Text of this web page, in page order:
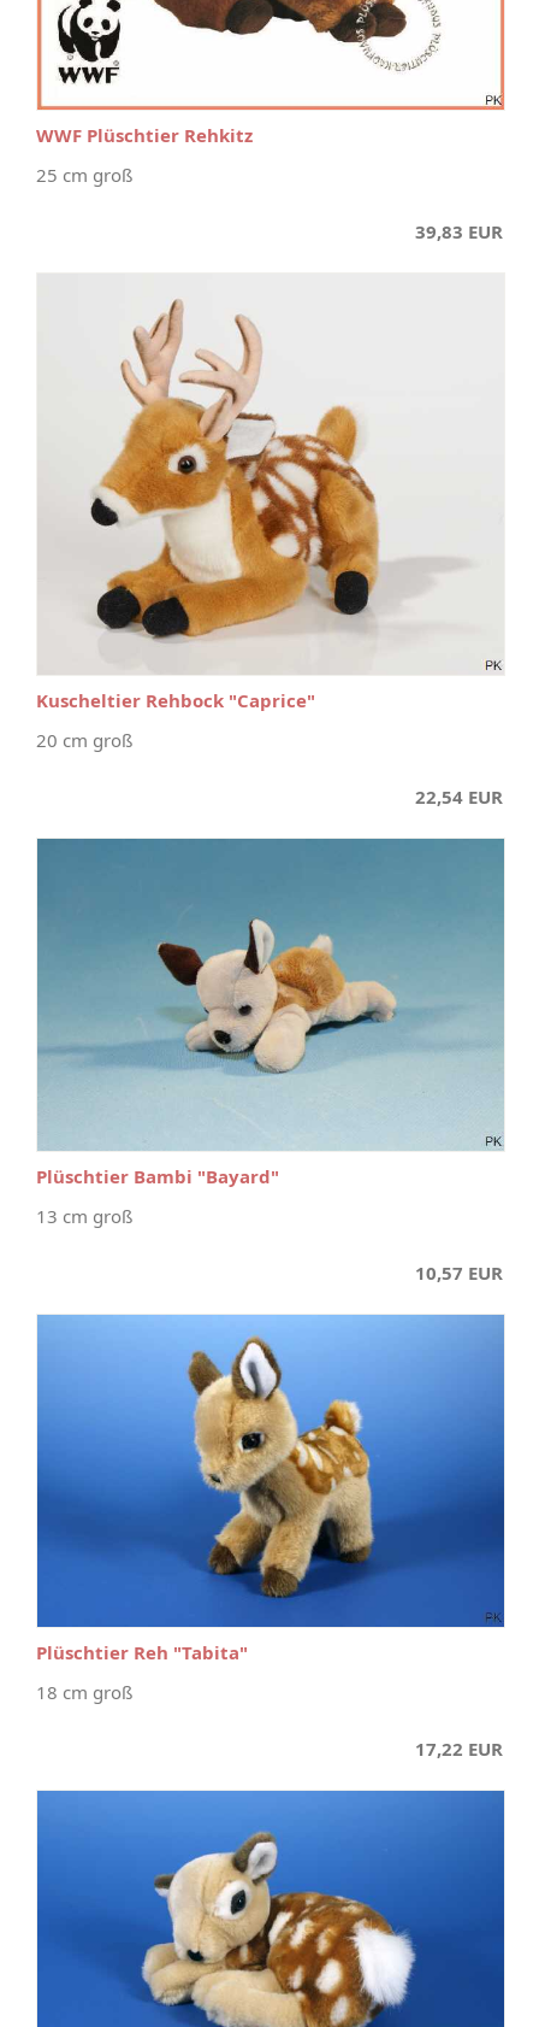
WWF Plüschtier Rehkitz
25 cm groß
39,83 EUR
Kuscheltier Rehbock "Caprice"
20 cm groß
22,54 EUR
Plüschtier Bambi "Bayard"
13 cm groß
10,57 EUR
Plüschtier Reh "Tabita"
18 cm groß
17,22 EUR